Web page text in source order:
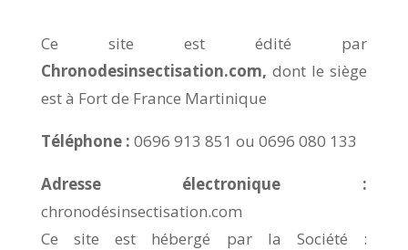
Ce site est édité par
Chronodesinsectisation.com, dont le siège
est à Fort de France Martinique
Téléphone : 0696 913 851 ou 0696 080 133
Adresse électronique :
chronodésinsectisation.com
Ce site est hébergé par la Société :